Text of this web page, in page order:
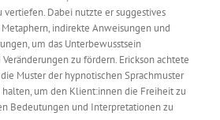
vertiefen. Dabei nutzte er suggestives
indirekte Anweisungen und
um das Unterbewusstsein
zu fördern. Erickson achtete
Muster der hypnotischen Sprachmuster
um den Klient:innen die Freiheit zu
Bedeutungen und Interpretationen zu